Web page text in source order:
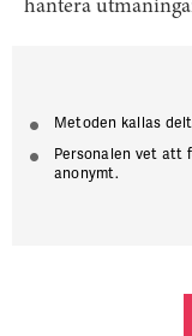
hantera
Metoden kallas
Personalen vet att
anonymt.
HRF och Visita